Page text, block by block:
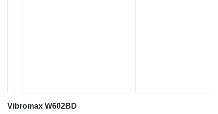
Vibromax W602BD